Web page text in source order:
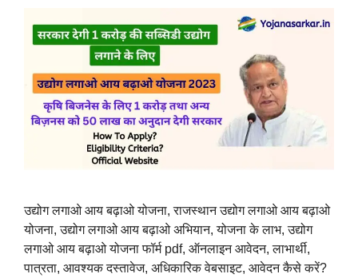
उद्योग लगाओ आय बढ़ाओ योजना, राजस्थान उद्योग लगाओ आय बढ़ाओ
योजना, उद्योग लगाओ आय बढ़ाओ अभियान, योजना के लाभ, उद्योग
लगाओ आय बढ़ाओ योजना फॉर्म pdf, ऑनलाइन आवेदन, लाभार्थी,
पात्रता, आवश्यक दस्तावेज, अधिकारिक वेबसाइट, आवेदन कैसे करें?